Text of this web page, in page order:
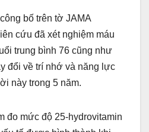
bố trên tờ JAMA
cứu đã xét nghiệm máu
trung bình 76 cũng như
đổi về trí nhớ và năng lực
này trong 5 năm.
đo mức độ 25-hydrovitamin